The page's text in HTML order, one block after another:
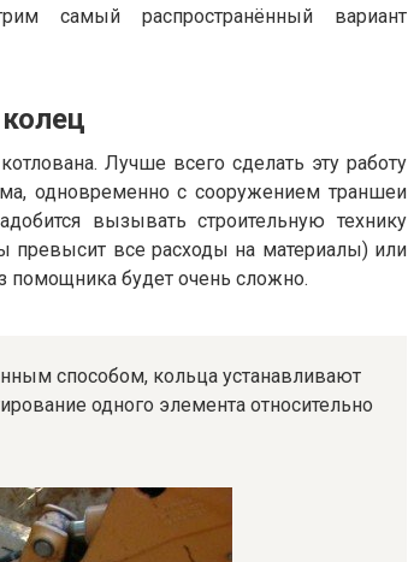
самый распространённый вариант
Лучше всего сделать эту работу
одновременно с сооружением траншеи
вызывать строительную технику
превысит все расходы на материалы) или
помощника будет очень сложно.
способом, кольца устанавливают
одного элемента относительно